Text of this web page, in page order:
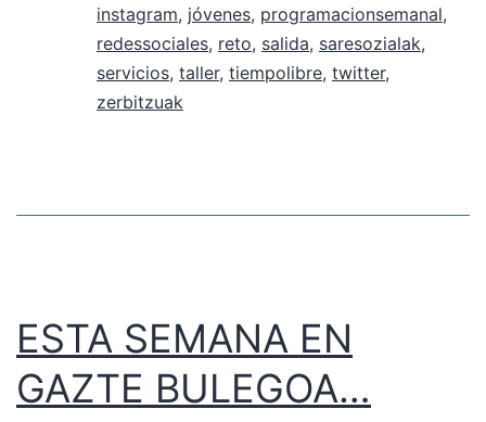
instagram, jóvenes, programacionsemanal,
redessociales, reto, salida, saresozialak,
servicios, taller, tiempolibre, twitter,
zerbitzuak
ESTA SEMANA EN
GAZTE BULEGOA…